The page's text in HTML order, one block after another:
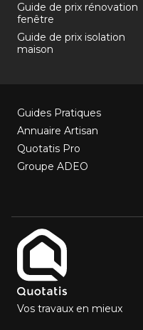
Guide de prix rénovation
fenêtre
Guide de prix isolation
maison
Vos travaux en mieux
Guides Pratiques
Annuaire Artisan
Quotatis Pro
Groupe ADEO